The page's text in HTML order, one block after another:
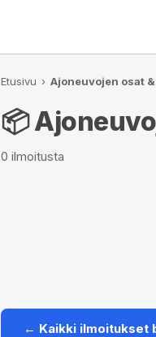
Etusivu › Ajoneuvojen osat
📦
0 ilmoitusta
← Kaikki ilmoitukset